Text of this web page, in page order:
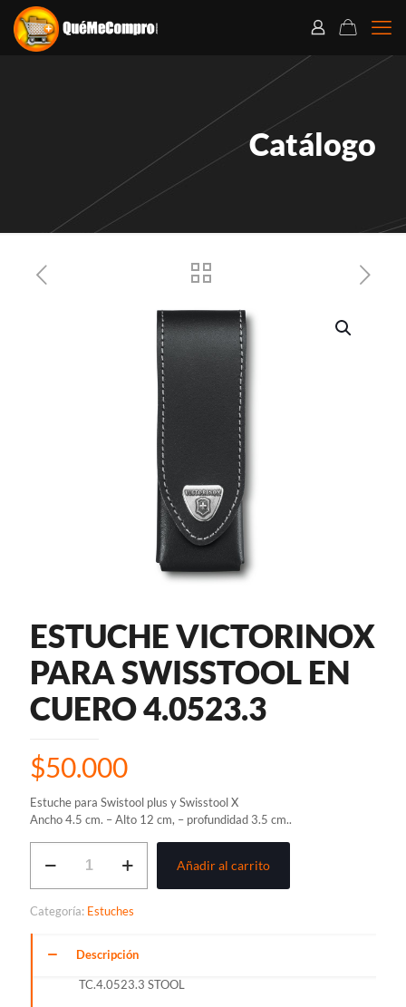
Catálogo
ESTUCHE VICTORINOX
PARA SWISSTOOL EN
CUERO 4.0523.3
$50.000
Estuche para Swistool plus y Swisstool X
Ancho 4.5 cm. – Alto 12 cm, – profundidad 3.5 cm..
VICTORINOX
EN
CUERO
4.0523.3
Añadir al carrito
Categoría: Estuches
Descripción
TC.4.0523.3 STOOL